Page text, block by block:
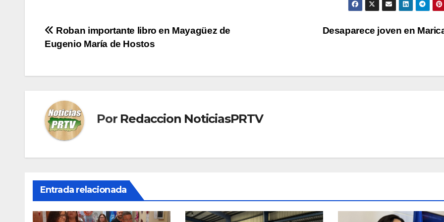
Navegación
de
entradas
Desaparece joven en
Roban importante libro en Mayagüez de
Eugenio María de Hostos
Por Redaccion NoticiasPRTV
Entrada relacionada